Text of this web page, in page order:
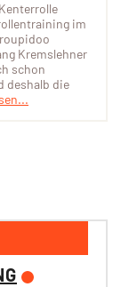
im
Kremslehner
schon
deshalb die